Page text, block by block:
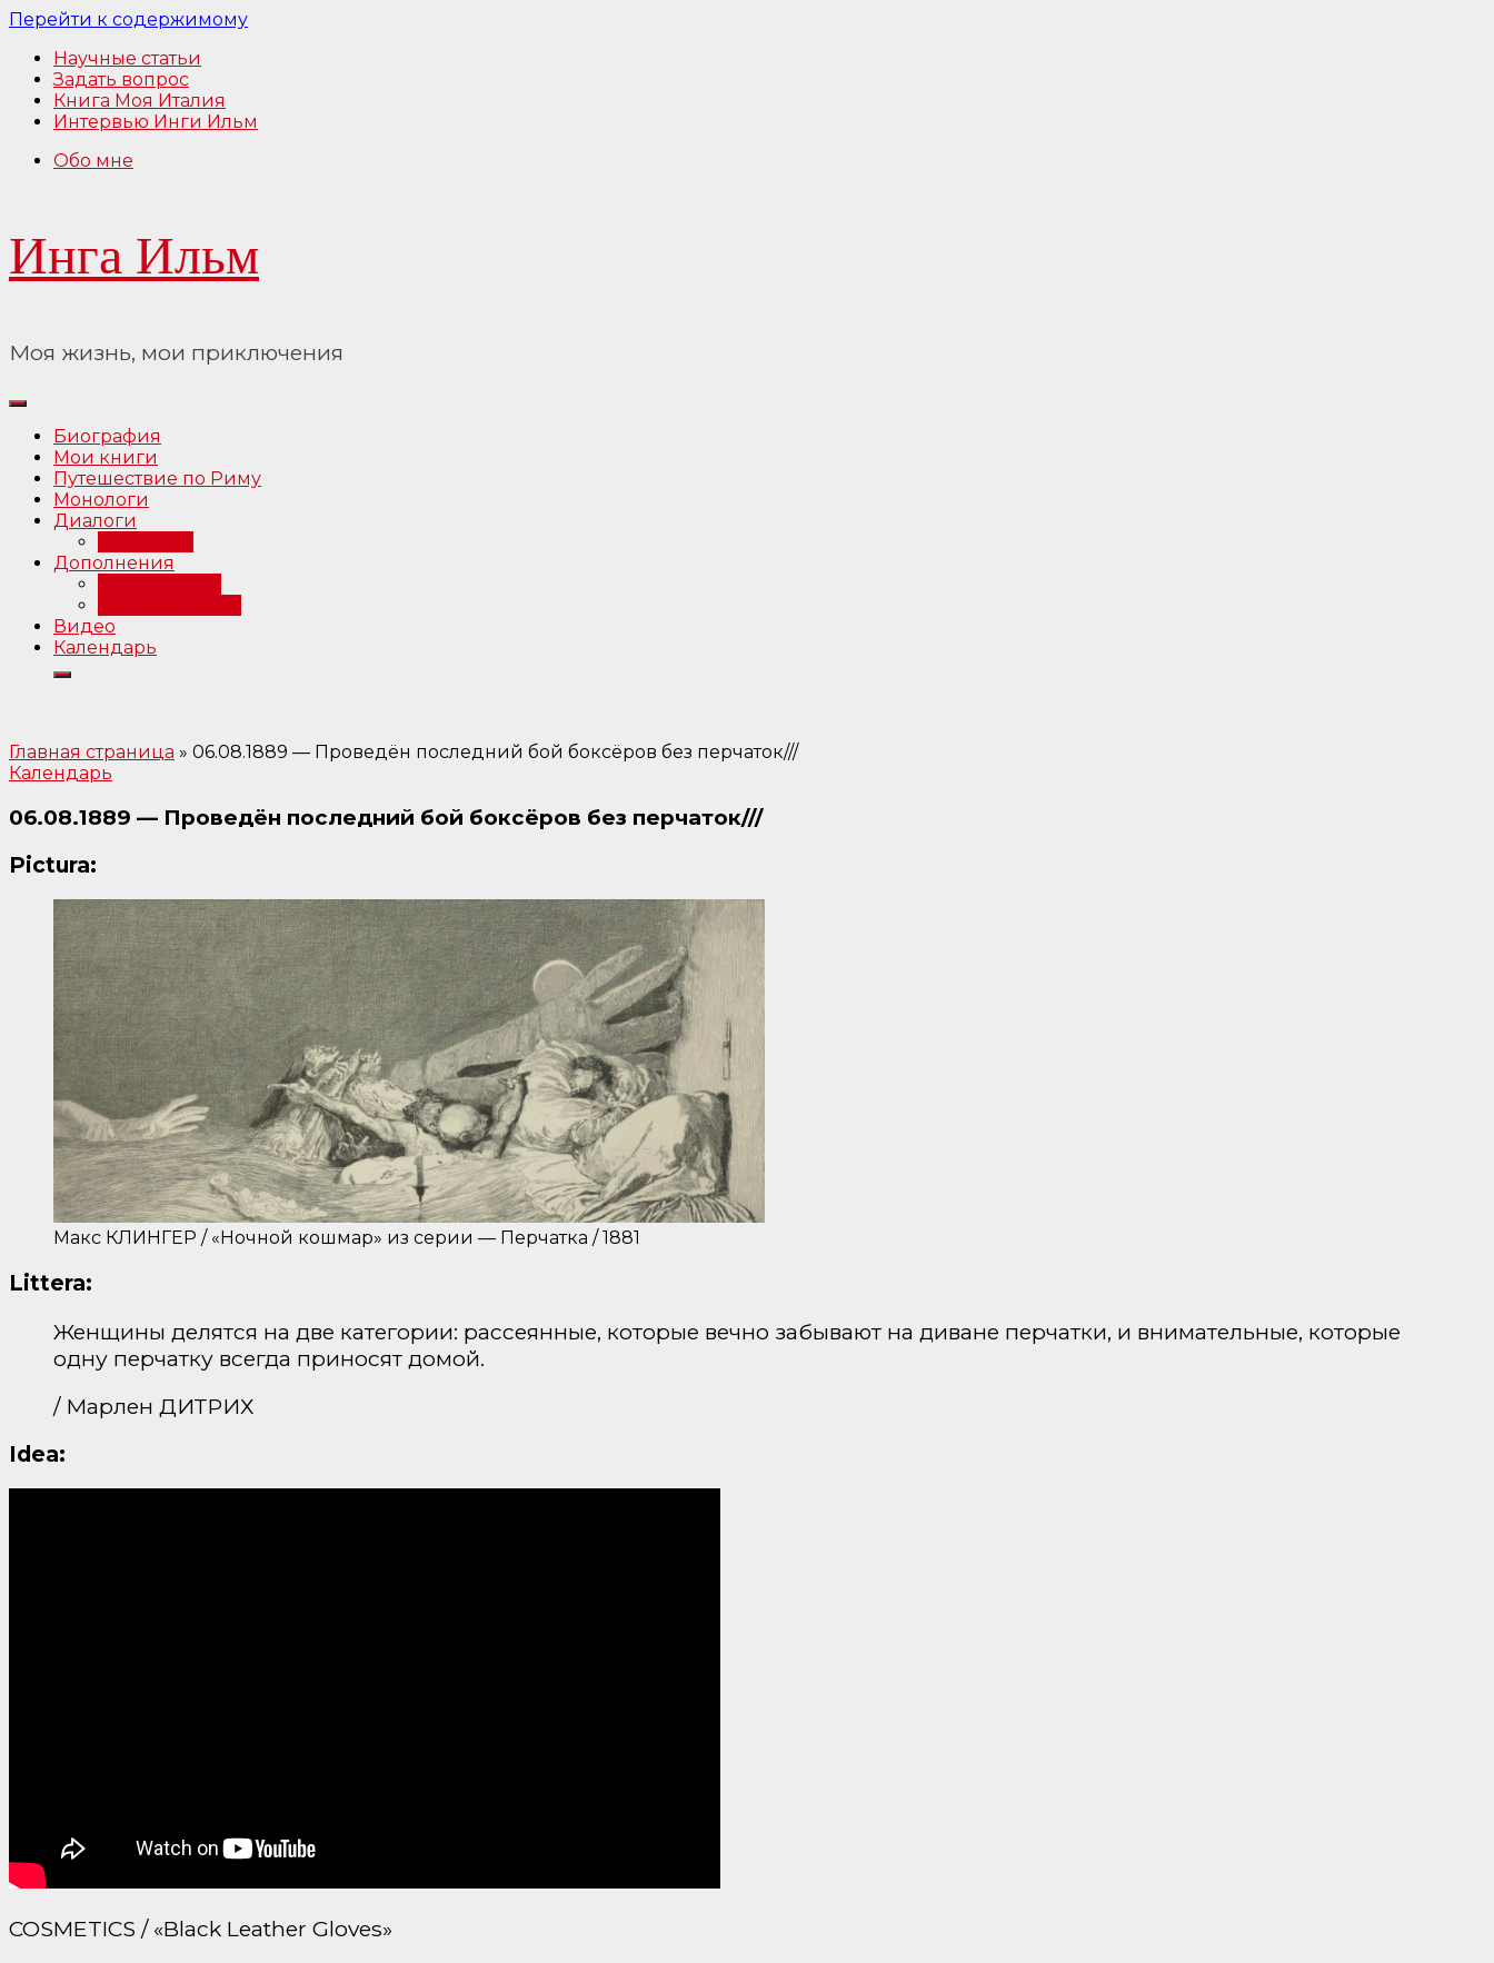
Перейти к содержимому
Научные статьи
Задать вопрос
Книга Моя Италия
Интервью Инги Ильм
Обо мне
Инга Ильм
Моя жизнь, мои приключения
Биография
Мои книги
Путешествие по Риму
Монологи
Диалоги
Дополнения
Видео
Календарь
Главная страница » 06.08.1889 — Проведён последний бой боксёров без перчаток///
Календарь
06.08.1889 — Проведён последний бой боксёров без перчаток///
Pictura:
Макс КЛИНГЕР / «Ночной кошмар» из серии — Перчатка / 1881
Littera:
Женщины делятся на две категории: рассеянные, которые вечно забывают на диване перчатки, и внимательные, которые
одну перчатку всегда приносят домой.
/ Марлен ДИТРИХ
Idea:
COSMETICS / «Black Leather Gloves»